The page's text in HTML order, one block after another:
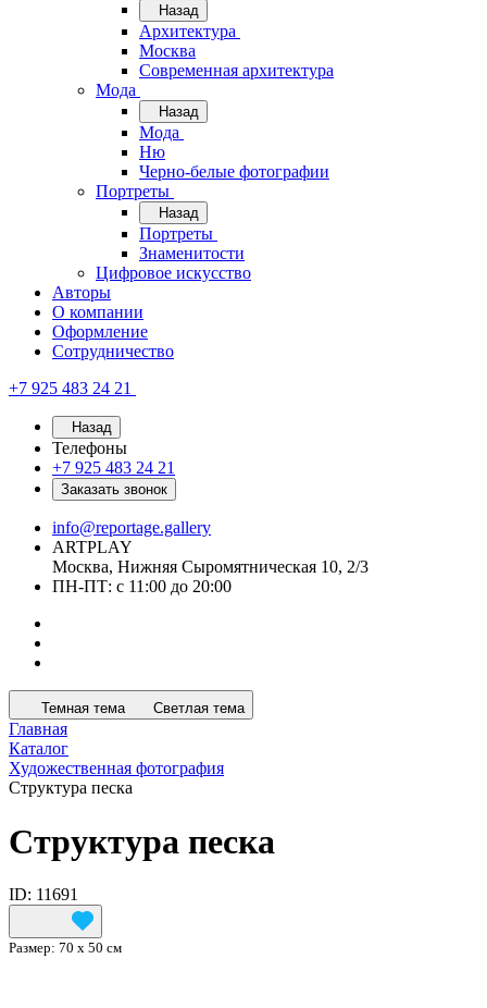
Назад
Архитектура
Москва
Современная архитектура
Мода
Назад
Мода
Ню
Черно-белые фотографии
Портреты
Назад
Портреты
Знаменитости
Цифровое искусство
Авторы
О компании
Оформление
Сотрудничество
+7 925 483 24 21
Назад
Телефоны
+7 925 483 24 21
Заказать звонок
info@reportage.gallery
ARTPLAY
Москва, Нижняя Сыромятническая 10, 2/3
ПН-ПТ: с 11:00 до 20:00
Темная тема Светлая тема
Главная
Каталог
Художественная фотография
Структура песка
Структура песка
ID: 11691
Размер: 70 х 50 см